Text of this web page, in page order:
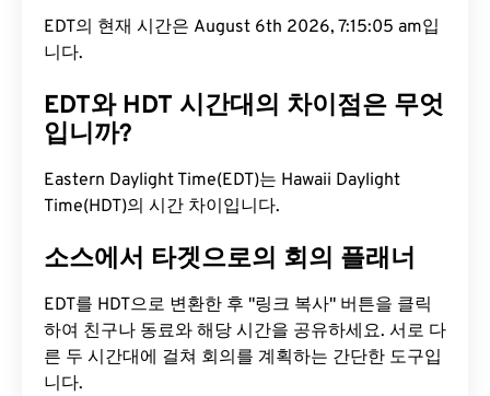
EDT의 현재 시간은 August 6th 2026, 7:15:06 am입
니다.
EDT와 HDT 시간대의 차이점은 무엇
입니까?
Eastern Daylight Time(EDT)는 Hawaii Daylight
Time(HDT)의 시간 차이입니다.
소스에서 타겟으로의 회의 플래너
EDT를 HDT으로 변환한 후 "링크 복사" 버튼을 클릭
하여 친구나 동료와 해당 시간을 공유하세요. 서로 다
른 두 시간대에 걸쳐 회의를 계획하는 간단한 도구입
니다.